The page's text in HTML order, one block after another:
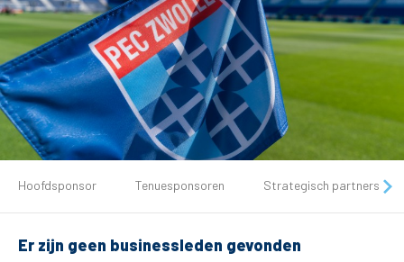
Tickets
Matchdays
Hoofdsponsor Tenuesponsoren Strategisch partners
Er zijn geen businessleden gevonden